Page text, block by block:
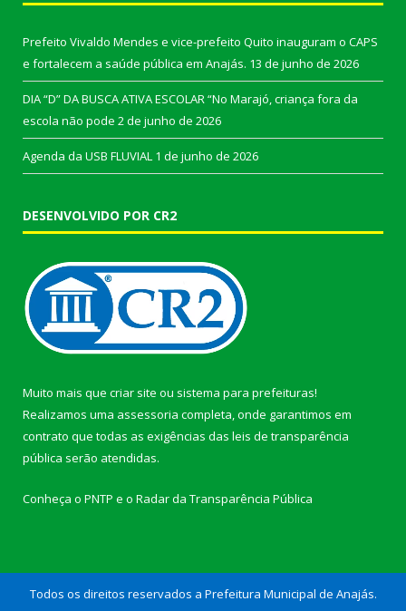
Prefeito Vivaldo Mendes e vice-prefeito Quito inauguram o CAPS
e fortalecem a saúde pública em Anajás. 13 de junho de 2026
DIA “D” DA BUSCA ATIVA ESCOLAR “No Marajó, criança fora da
escola não pode 2 de junho de 2026
Agenda da USB FLUVIAL 1 de junho de 2026
DESENVOLVIDO POR CR2
Muito mais que criar site ou sistema para prefeituras!
Realizamos uma assessoria completa, onde garantimos em
contrato que todas as exigências das leis de transparência
pública serão atendidas.
Conheça o PNTP e o Radar da Transparência Pública
Todos os direitos reservados a Prefeitura Municipal de Anajás.